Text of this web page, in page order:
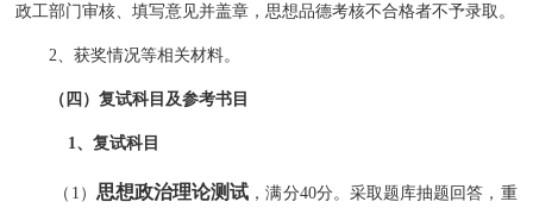
政工部门审核、填写意见并盖章，思想品德考核不合格者不予录取。
2、获奖情况等相关材料。
（四）复试科目及参考书目
1、复试科目
（1） 思想政治理论测试 ，满分40分。采取题库抽题回答，重